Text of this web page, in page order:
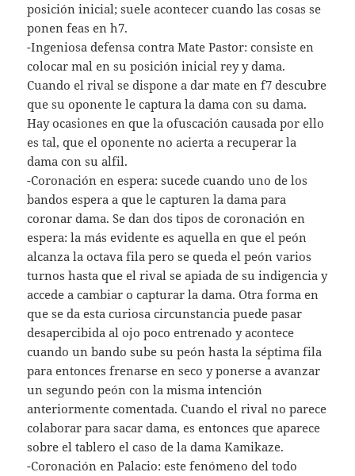
posición inicial; suele acontecer cuando las cosas se
ponen feas en h7.
-Ingeniosa defensa contra Mate Pastor: consiste en
colocar mal en su posición inicial rey y dama.
Cuando el rival se dispone a dar mate en f7 descubre
que su oponente le captura la dama con su dama.
Hay ocasiones en que la ofuscación causada por ello
es tal, que el oponente no acierta a recuperar la
dama con su alfil.
-Coronación en espera: sucede cuando uno de los
bandos espera a que le capturen la dama para
coronar dama. Se dan dos tipos de coronación en
espera: la más evidente es aquella en que el peón
alcanza la octava fila pero se queda el peón varios
turnos hasta que el rival se apiada de su indigencia y
accede a cambiar o capturar la dama. Otra forma en
que se da esta curiosa circunstancia puede pasar
desapercibida al ojo poco entrenado y acontece
cuando un bando sube su peón hasta la séptima fila
para entonces frenarse en seco y ponerse a avanzar
un segundo peón con la misma intención
anteriormente comentada. Cuando el rival no parece
colaborar para sacar dama, es entonces que aparece
sobre el tablero el caso de la dama Kamikaze.
-Coronación en Palacio: este fenómeno del todo